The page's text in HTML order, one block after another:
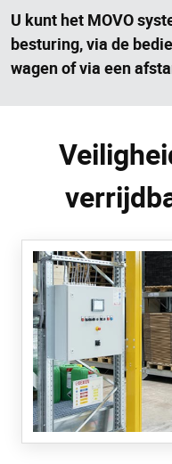
U kunt het MOVO
besturing, via de
wagen of via een